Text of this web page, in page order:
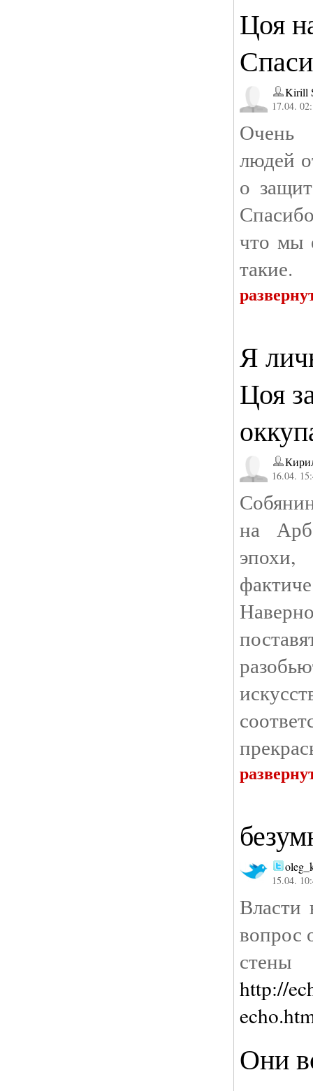
Цоя
Kirill
17.04.
Очень
людей
о
что мы
такие.
Я
Цоя
16.04.
на
15.04.
Власти
вопрос
стены
http://
Они